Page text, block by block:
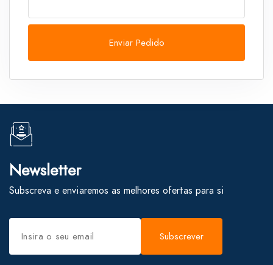
Enviar Pedido
Newsletter
Subscreva e enviaremos as melhores ofertas para si
Subscrever